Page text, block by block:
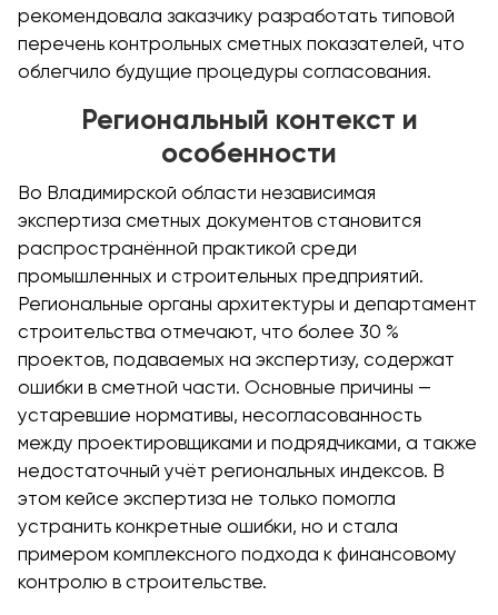
рекомендовала заказчику разработать типовой
перечень контрольных сметных показателей, что
облегчило будущие процедуры согласования.
Региональный контекст и
особенности
Во Владимирской области независимая
экспертиза сметных документов становится
распространённой практикой среди
промышленных и строительных предприятий.
Региональные органы архитектуры и департамент
строительства отмечают, что более 30 %
проектов, подаваемых на экспертизу, содержат
ошибки в сметной части. Основные причины —
устаревшие нормативы, несогласованность
между проектировщиками и подрядчиками, а также
недостаточный учёт региональных индексов. В
этом кейсе экспертиза не только помогла
устранить конкретные ошибки, но и стала
примером комплексного подхода к финансовому
контролю в строительстве.